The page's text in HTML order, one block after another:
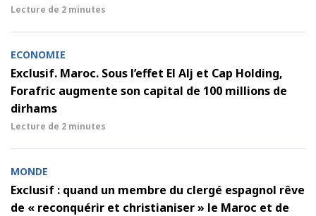
Lecture de 2 minutes
ECONOMIE
Exclusif. Maroc. Sous l’effet El Alj et Cap Holding,
Forafric augmente son capital de 100 millions de
dirhams
Lecture de 2 minutes
MONDE
Exclusif : quand un membre du clergé espagnol rêve
de « reconquérir et christianiser » le Maroc et de